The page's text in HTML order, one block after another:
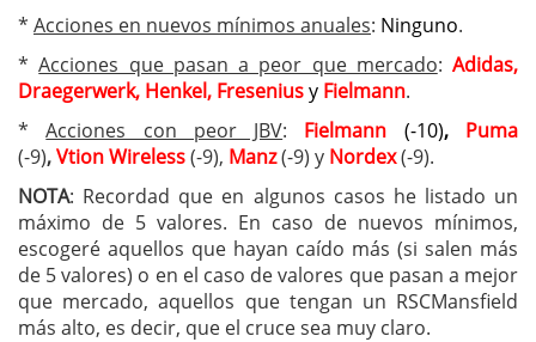
* Acciones en nuevos mínimos anuales: Ninguno.
*Acciones que pasan a peor que mercado: Adidas,
Draegerwerk, Henkel, Freseniusy Fielmann.
*Acciones con peor JBV: Fielmann (-10),
Puma
(-9),Vtion Wireless(-9), Manz(-9) y Nordex(-9).
NOTA: Recordad que en algunos casos he listado un
máximo de 5 valores. En caso de nuevos mínimos,
escogeré aquellos que hayan caído más (si salen más
de 5 valores) o en el caso de valores que pasan a mejor
que mercado, aquellos que tengan un RSCMansfield
más alto, es decir, que el cruce sea muy claro.